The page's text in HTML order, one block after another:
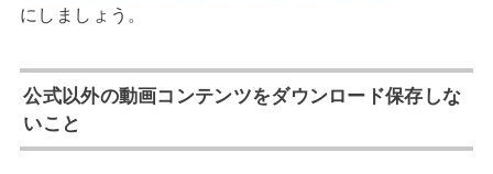
にしましょう。
公式以外の動画コンテンツをダウンロード保存しな
いこと